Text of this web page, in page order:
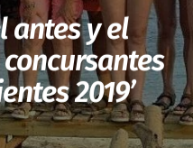
antes y el
2019’